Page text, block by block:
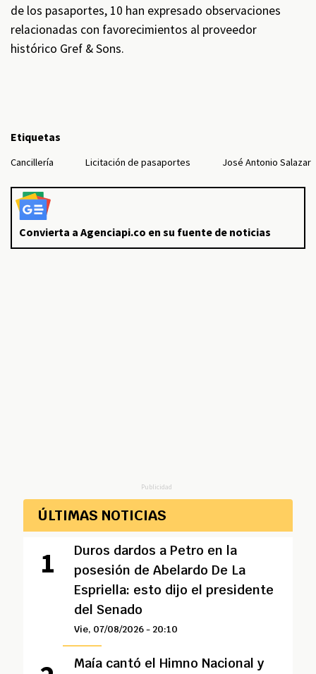
de los pasaportes, 10 han expresado observaciones
relacionadas con favorecimientos al proveedor
histórico Gref & Sons.
Etiquetas
Cancillería Licitación de pasaportes José Antonio Salazar
Convierta a Agenciapi.co en su fuente de noticias
Publicidad
ÚLTIMAS NOTICIAS
Duros dardos a Petro en la
posesión de Abelardo De La
Espriella: esto dijo el presidente
del Senado
Vie, 07/08/2026 - 20:10
Maía cantó el Himno Nacional y